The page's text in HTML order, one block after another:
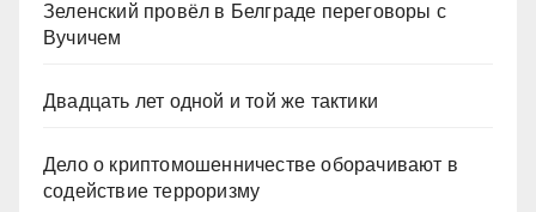
Зеленский провёл в Белграде переговоры с
Вучичем
Двадцать лет одной и той же тактики
Дело о криптомошенничестве оборачивают в
содействие терроризму